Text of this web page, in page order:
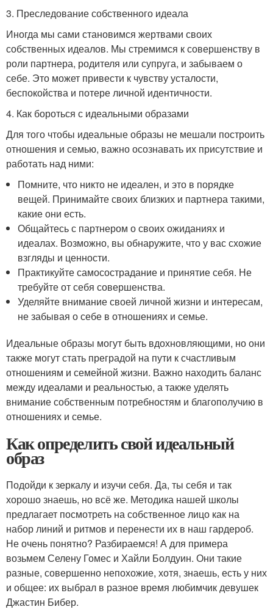
3. Преследование собственного идеала
Иногда мы сами становимся жертвами своих
собственных идеалов. Мы стремимся к совершенству в
роли партнера, родителя или супруга, и забываем о
себе. Это может привести к чувству усталости,
беспокойства и потере личной идентичности.
4. Как бороться с идеальными образами
Для того чтобы идеальные образы не мешали построить
отношения и семью, важно осознавать их присутствие и
работать над ними:
Помните, что никто не идеален, и это в порядке
вещей. Принимайте своих близких и партнера такими,
какие они есть.
Общайтесь с партнером о своих ожиданиях и
идеалах. Возможно, вы обнаружите, что у вас схожие
взгляды и ценности.
Практикуйте самосострадание и принятие себя. Не
требуйте от себя совершенства.
Уделяйте внимание своей личной жизни и интересам,
не забывая о себе в отношениях и семье.
Идеальные образы могут быть вдохновляющими, но они
также могут стать преградой на пути к счастливым
отношениям и семейной жизни. Важно находить баланс
между идеалами и реальностью, а также уделять
внимание собственным потребностям и благополучию в
отношениях и семье.
Как определить свой идеальный
образ
Подойди к зеркалу и изучи себя. Да, ты себя и так
хорошо знаешь, но всё же. Методика нашей школы
предлагает посмотреть на собственное лицо как на
набор линий и ритмов и перенести их в наш гардероб.
Не очень понятно? Разбираемся! А для примера
возьмем Селену Гомес и Хайли Болдуин. Они такие
разные, совершенно непохожие, хотя, знаешь, есть у них
и общее: их выбрал в разное время любимчик девушек
Джастин Бибер.